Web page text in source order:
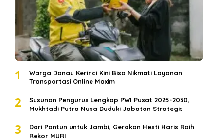
1
Warga Danau Kerinci Kini Bisa Nikmati Layanan
Transportasi Online Maxim
2
Susunan Pengurus Lengkap PWI Pusat 2025-2030,
Mukhtadi Putra Nusa Duduki Jabatan Strategis
3
Dari Pantun untuk Jambi, Gerakan Hesti Haris Raih
Rekor MURI